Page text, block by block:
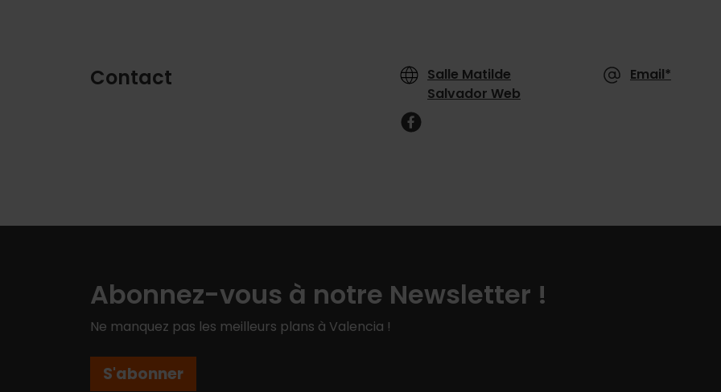
Contact
Salle Matilde
Salvador Web
Email*
Abonnez-vous à notre Newsletter !
Ne manquez pas les meilleurs plans à Valencia !
S'abonner